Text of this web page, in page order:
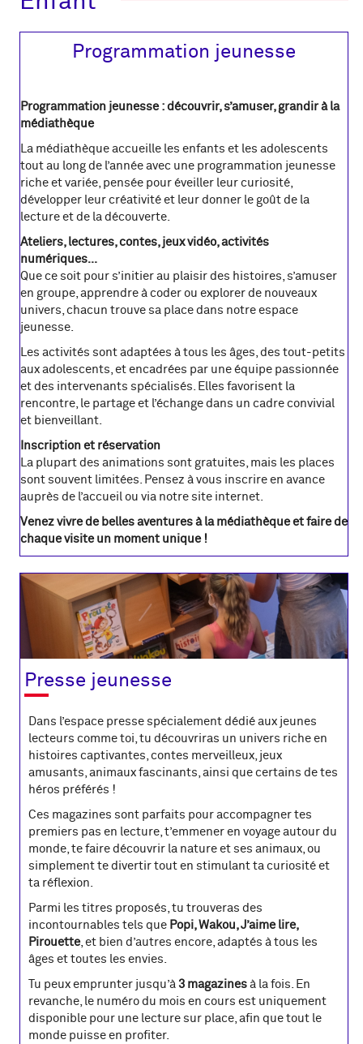
Programmation jeunesse
Programmation jeunesse : découvrir, s’amuser, grandir à la
médiathèque
La médiathèque accueille les enfants et les adolescents
tout au long de l’année avec une programmation jeunesse
riche et variée, pensée pour éveiller leur curiosité,
développer leur créativité et leur donner le goût de la
lecture et de la découverte.
Ateliers, lectures, contes, jeux vidéo, activités
numériques…
Que ce soit pour s’initier au plaisir des histoires, s’amuser
en groupe, apprendre à coder ou explorer de nouveaux
univers, chacun trouve sa place dans notre espace
jeunesse.
Les activités sont adaptées à tous les âges, des tout-petits
aux adolescents, et encadrées par une équipe passionnée
et des intervenants spécialisés. Elles favorisent la
rencontre, le partage et l’échange dans un cadre convivial
et bienveillant.
Inscription et réservation
La plupart des animations sont gratuites, mais les places
sont souvent limitées. Pensez à vous inscrire en avance
auprès de l’accueil ou via notre site internet.
Venez vivre de belles aventures à la médiathèque et faire de
chaque visite un moment unique !
Presse jeunesse
Dans l’espace presse spécialement dédié aux jeunes
lecteurs comme toi, tu découvriras un univers riche en
histoires captivantes, contes merveilleux, jeux
amusants, animaux fascinants, ainsi que certains de tes
héros préférés !
Ces magazines sont parfaits pour accompagner tes
premiers pas en lecture, t’emmener en voyage autour du
monde, te faire découvrir la nature et ses animaux, ou
simplement te divertir tout en stimulant ta curiosité et
ta réflexion.
Parmi les titres proposés, tu trouveras des
incontournables tels que Popi, Wakou, J’aime lire,
Pirouette, et bien d’autres encore, adaptés à tous les
âges et toutes les envies.
Tu peux emprunter jusqu’à 3 magazinesà la fois. En
revanche, le numéro du mois en cours est uniquement
disponible pour une lecture sur place, afin que tout le
monde puisse en profiter.